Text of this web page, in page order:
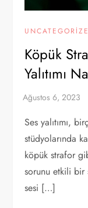
Köpük
Yalıtımı
Ses yalıtımı,
stüdyolarında
köpük strafor
sorunu etkili bir
sesi […]